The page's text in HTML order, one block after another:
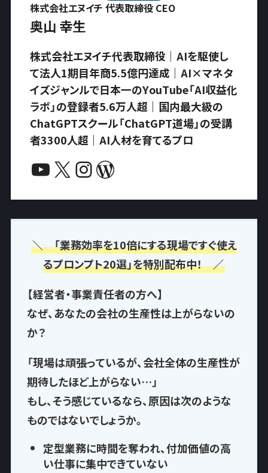
株式会社エヌイチ 代表取締役 CEO
奥山 幸生
株式会社エヌイチ代表取締役｜AIを駆使し
て法人1期目年商5.5億円達成｜AI×マネタ
イズジャンルで日本一のYouTube「AI収益化
ラボ」の登録者5.6万人超｜国内最大級の
ChatGPTスクール「ChatGPT道場」の受講
者3300人超｜AI人材を育てるプロ
YouTube X InstagramWordPress
＼ 「業務効率を10倍にする現場ですぐ使え
るプロンプト20選」を特別配布中！ ／
【経営者・事業責任者の方へ】
なぜ、あなたの会社の生産性は上がらないの
か？
「現場は頑張っているが、会社全体の生産性が
期待したほど上がらない…」
もし、そう感じているなら、原因は次のような
ものではないでしょうか。
定型業務に時間を奪われ、付加価値の高
い仕事に集中できていない